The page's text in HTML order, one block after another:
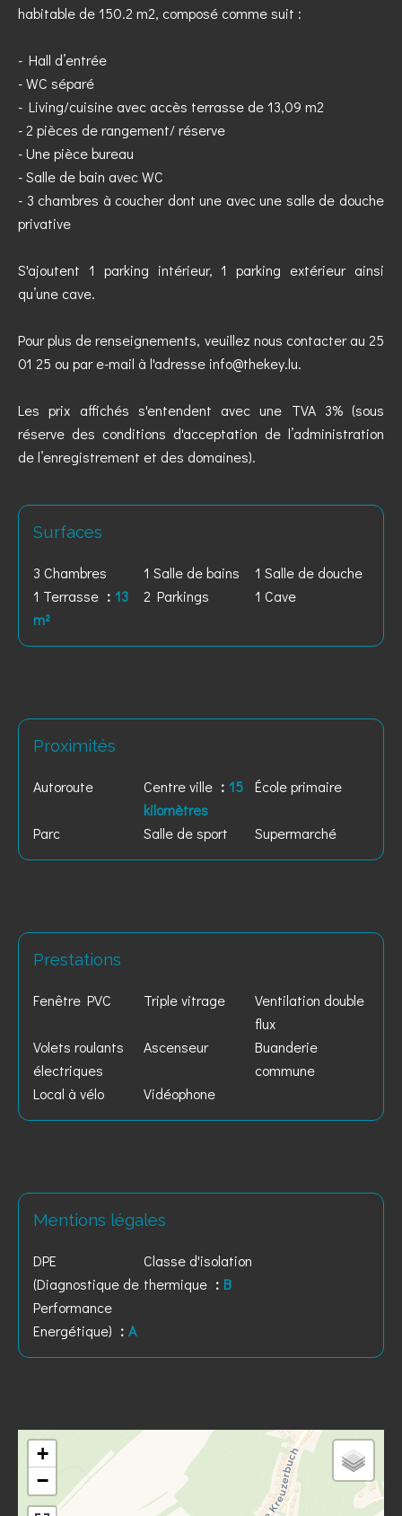
habitable de 150.2 m2, composé comme suit :
- Hall d’entrée
- WC séparé
- Living/cuisine avec accès terrasse de 13,09 m2
- 2 pièces de rangement/ réserve
- Une pièce bureau
- Salle de bain avec WC
- 3 chambres à coucher dont une avec une salle de douche
privative
S'ajoutent 1 parking intérieur, 1 parking extérieur ainsi
qu’une cave.
Pour plus de renseignements, veuillez nous contacter au 25
01 25 ou par e-mail à l'adresse info@thekey.lu.
Les prix affichés s'entendent avec une TVA 3% (sous
réserve des conditions d'acceptation de l’administration
de l’enregistrement et des domaines).
Surfaces
3 Chambres 1 Salle de bains
1 Salle de douche
1 Terrasse
13
m²
2 Parkings 1 Cave
Proximités
Autoroute Centre ville
15
kilomètres
École primaire
Parc Salle de sport Supermarché
Prestations
Fenêtre PVC Triple vitrage
Ventilation double
flux
Volets roulants
électriques
Ascenseur
Buanderie
commune
Local à vélo
Vidéophone
Mentions légales
DPE
(Diagnostique de
Performance
Energétique)
A
Classe d'isolation
thermique
B
+
−